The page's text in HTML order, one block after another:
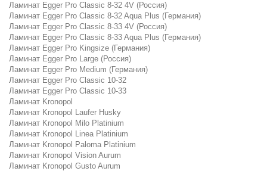
Ламинат Egger Pro Classic 8-32 4V (Россия)
Ламинат Egger Pro Classic 8-32 Aqua Plus (Германия)
Ламинат Egger Pro Classic 8-33 4V (Россия)
Ламинат Egger Pro Classic 8-33 Aqua Plus (Германия)
Ламинат Egger Pro Kingsize (Германия)
Ламинат Egger Pro Large (Россия)
Ламинат Egger Pro Medium (Германия)
Ламинат Egger Pro Classic 10-32
Ламинат Egger Pro Classic 10-33
Ламинат Kronopol
Ламинат Kronopol Laufer Husky
Ламинат Kronopol Milo Platinium
Ламинат Kronopol Linea Platinium
Ламинат Kronopol Paloma Platinium
Ламинат Kronopol Vision Aurum
Ламинат Kronopol Gusto Aurum